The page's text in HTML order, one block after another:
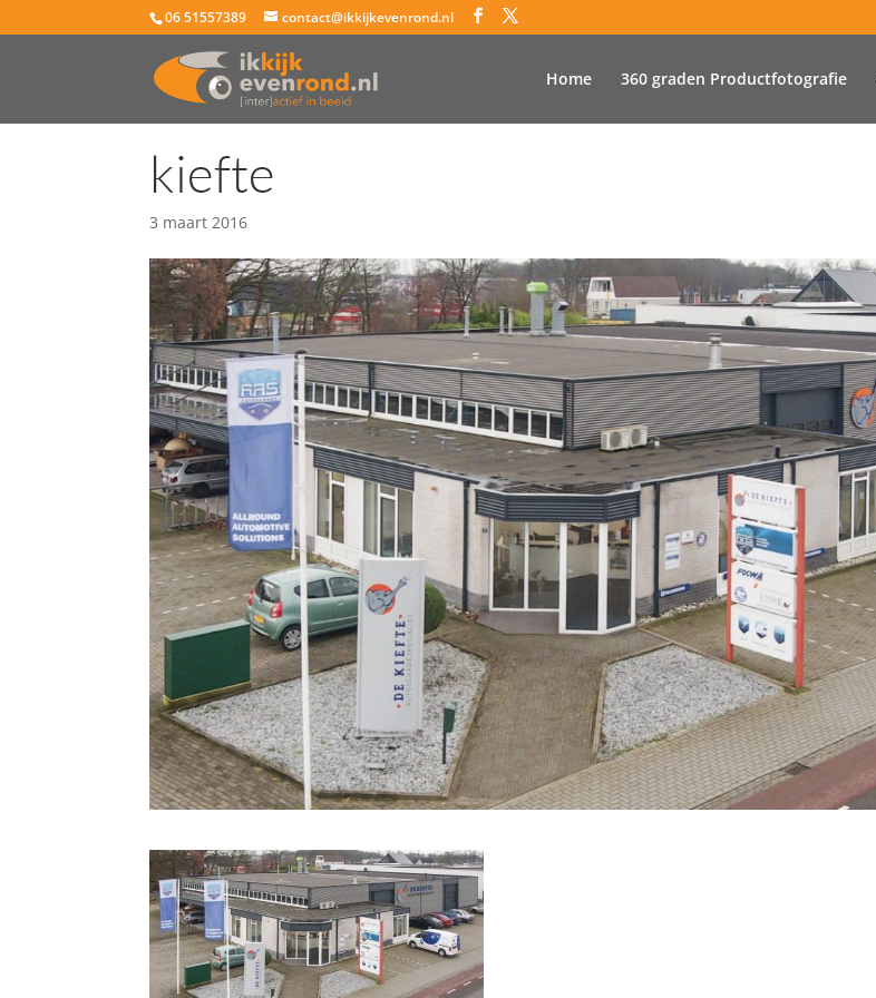
06 51557389 contact@ikkijkevenrond.nl
Home 360 graden Productfotografie
kiefte
3 maart 2016